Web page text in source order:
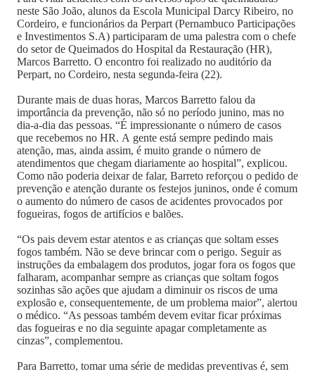
neste São João, alunos da Escola Municipal Darcy Ribeiro, no
Cordeiro, e funcionários da Perpart (Pernambuco Participações
e Investimentos S.A) participaram de uma palestra com o chefe
do setor de Queimados do Hospital da Restauração (HR),
Marcos Barretto. O encontro foi realizado no auditório da
Perpart, no Cordeiro, nesta segunda-feira (22).
Durante mais de duas horas, Marcos Barretto falou da
importância da prevenção, não só no período junino, mas no
dia-a-dia das pessoas. “É impressionante o número de casos
que recebemos no HR. A gente está sempre pedindo mais
atenção, mas, ainda assim, é muito grande o número de
atendimentos que chegam diariamente ao hospital”, explicou.
Como não poderia deixar de falar, Barreto reforçou o pedido de
prevenção e atenção durante os festejos juninos, onde é comum
o aumento do número de casos de acidentes provocados por
fogueiras, fogos de artifícios e balões.
“Os pais devem estar atentos e as crianças que soltam esses
fogos também. Não se deve brincar com o perigo. Seguir as
instruções da embalagem dos produtos, jogar fora os fogos que
falharam, acompanhar sempre as crianças que soltam fogos
sozinhas são ações que ajudam a diminuir os riscos de uma
explosão e, consequentemente, de um problema maior”, alertou
o médico. “As pessoas também devem evitar ficar próximas
das fogueiras e no dia seguinte apagar completamente as
cinzas”, complementou.
Para Barretto, tomar uma série de medidas preventivas é, sem